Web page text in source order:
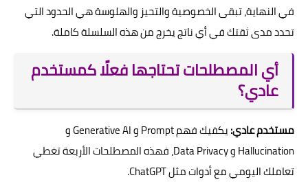
في النهاية، تبقى الخصوصية والتحيز والهلوسة هي الحدود التي
تحدد مدى ثقتك في أي ناتج يخرج من هذه السلسلة كاملة.
أي المصطلحات تحتاجها فعلًا كمستخدم
عادي؟
مستخدم عادي:
يكفيك فهم Prompt و Generative AI و
Hallucination و Data Privacy، فهذه المصطلحات الأربعة تغطي
تعاملك اليومي مع أدوات مثل ChatGPT.